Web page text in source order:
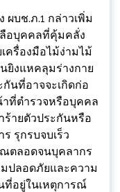
ผบช.ภ.1 กล่าวเพิ่ม
ลือบุคคลที่คุ้มคลั่ง
ครื่องมือไม้ง่ามไม้
ยิงแหคลุมร่างกาย
นที่อาจจะเกิดก่อ
าที่ตำรวจหรือบุคคล
ายตัวประกันหรือ
รุกรบจบเร็ว
ณตลอดจนบุคลากร
ปลอดภัยและความ
ที่อยู่ในเหตุการณ์